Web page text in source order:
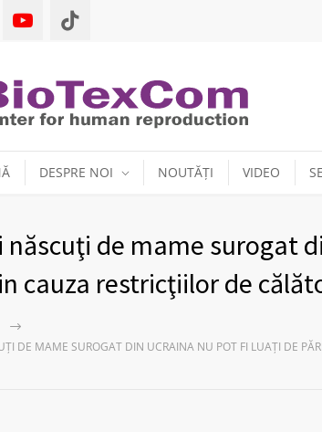
DESPRE NOI NOUTĂȚI VIDEO
născuţi de mame surogat
cauza restricţiilor de
DE MAME SUROGAT DIN UCRAINA NU POT FI LUAŢI DE